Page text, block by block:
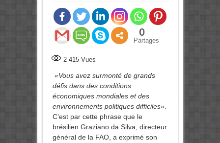
0
Partages
2 415Vues
«Vous avez surmonté de grands
défis dans des conditions
économiques mondiales et des
environnements politiques difficiles».
C’est par cette phrase que le
brésilien Graziano da Silva, directeur
général de la FAO, a exprimé son